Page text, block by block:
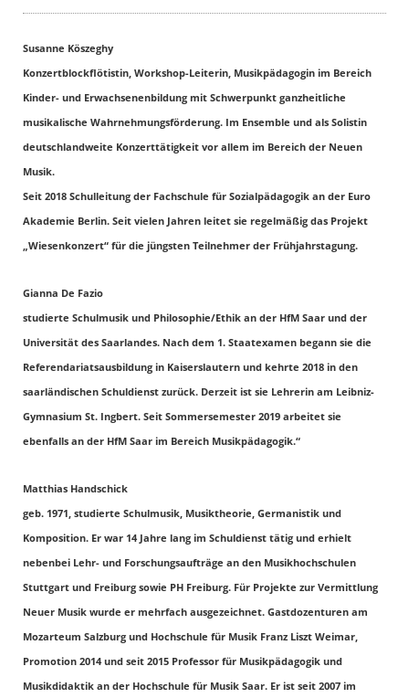
Susanne Köszeghy
Konzertblockflötistin, Workshop-Leiterin, Musikpädagogin im Bereich
Kinder- und Erwachsenenbildung mit Schwerpunkt ganzheitliche
musikalische Wahrnehmungsförderung. Im Ensemble und als Solistin
deutschlandweite Konzerttätigkeit vor allem im Bereich der Neuen
Musik.
Seit 2018 Schulleitung der Fachschule für Sozialpädagogik an der Euro
Akademie Berlin. Seit vielen Jahren leitet sie regelmäßig das Projekt
„Wiesenkonzert“ für die jüngsten Teilnehmer der Frühjahrstagung.
Gianna De Fazio
studierte Schulmusik und Philosophie/Ethik an der HfM Saar und der
Universität des Saarlandes. Nach dem 1. Staatexamen begann sie die
Referendariatsausbildung in Kaiserslautern und kehrte 2018 in den
saarländischen Schuldienst zurück. Derzeit ist sie Lehrerin am Leibniz-
Gymnasium St. Ingbert. Seit Sommersemester 2019 arbeitet sie
ebenfalls an der HfM Saar im Bereich Musikpädagogik.“
Matthias Handschick
geb. 1971, studierte Schulmusik, Musiktheorie, Germanistik und
Komposition. Er war 14 Jahre lang im Schuldienst tätig und erhielt
nebenbei Lehr- und Forschungsaufträge an den Musikhochschulen
Stuttgart und Freiburg sowie PH Freiburg. Für Projekte zur Vermittlung
Neuer Musik wurde er mehrfach ausgezeichnet. Gastdozenturen am
Mozarteum Salzburg und Hochschule für Musik Franz Liszt Weimar,
Promotion 2014 und seit 2015 Professor für Musikpädagogik und
Musikdidaktik an der Hochschule für Musik Saar. Er ist seit 2007 im